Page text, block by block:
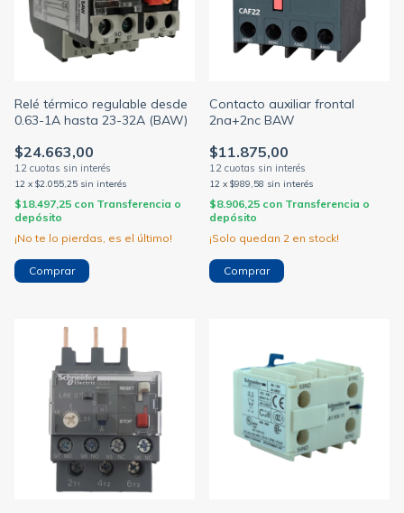
Relé térmico regulable desde
0.63-1A hasta 23-32A (BAW)
$24.663,00
12 x $2.055,25 sin interés
$18.497,25 con Transferencia o
depósito
¡No te lo pierdas, es el último!
Comprar
Contacto auxiliar frontal
2na+2nc BAW
$11.875,00
12 x $989,58 sin interés
$8.906,25 con Transferencia o
depósito
¡Solo quedan 2 en stock!